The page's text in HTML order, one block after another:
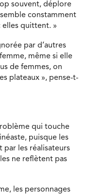
souvent, déplore
constamment
elles quittent. »
par d’autres
même si elle
de femmes, on
plateaux », pense-t-
qui touche
puisque les
par les réalisateurs
ne reflètent pas
les personnages